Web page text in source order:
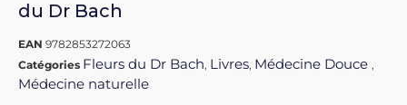
du Dr Bach
EAN 9782853272063
Catégories Fleurs du Dr Bach, Livres, Médecine Douce ,
Médecine naturelle